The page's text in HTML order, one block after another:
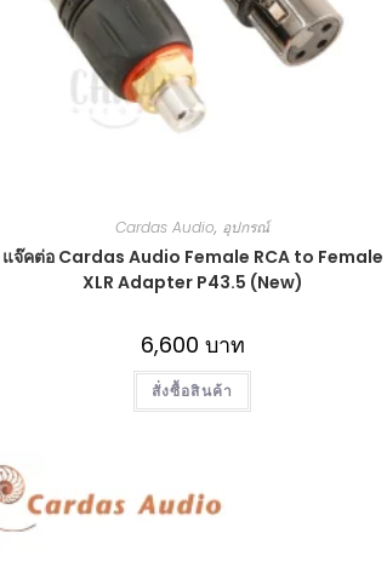
Cardas Audio, อุปกรณ์
แจ๊คต่อ Cardas Audio Female RCA to Female
XLR Adapter P43.5 (New)
6,600 บาท
สั่งซื้อสินค้า